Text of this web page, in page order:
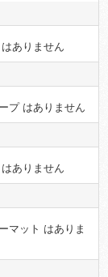
ありません
プ はありません
ありません
マット はありま